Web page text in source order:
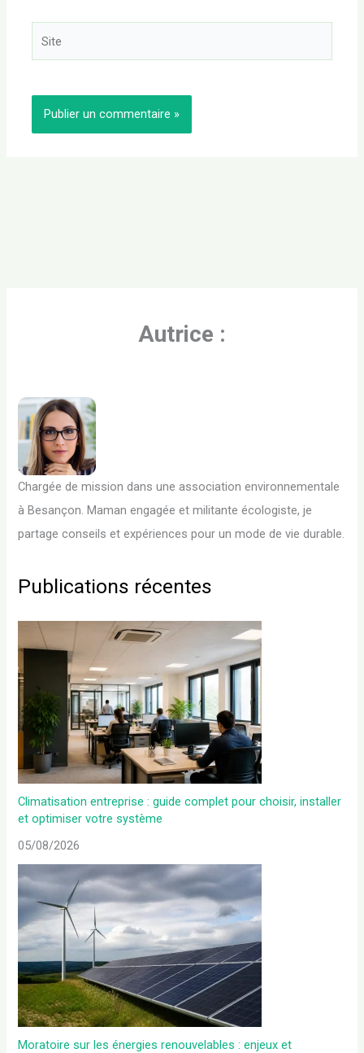
Autrice :
Chargée de mission dans une association environnementale
à Besançon. Maman engagée et militante écologiste, je
partage conseils et expériences pour un mode de vie durable.
Publications récentes
Climatisation entreprise : guide complet pour choisir, installer
et optimiser votre système
05/08/2026
Moratoire sur les énergies renouvelables : enjeux et